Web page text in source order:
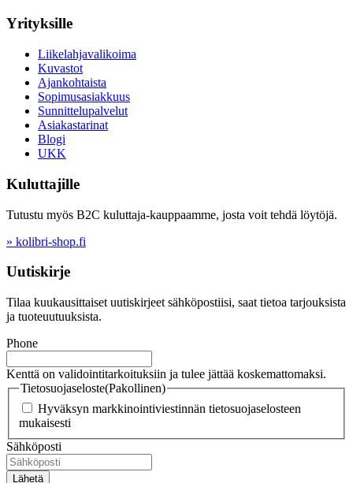
Yrityksille
Liikelahjavalikoima
Kuvastot
Ajankohtaista
Sopimusasiakkuus
Sunnittelupalvelut
Asiakastarinat
Blogi
UKK
Kuluttajille
Tutustu myös B2C kuluttaja-kauppaamme, josta voit tehdä löytöjä.
» kolibri-shop.fi
Uutiskirje
Tilaa kuukausittaiset uutiskirjeet sähköpostiisi, saat tietoa tarjouksista
ja tuoteuutuuksista.
Phone
Kenttä on validointitarkoituksiin ja tulee jättää koskemattomaksi.
Tietosuojaseloste(Pakollinen)
Hyväksyn markkinointiviestinnän tietosuojaselosteen
mukaisesti
Sähköposti